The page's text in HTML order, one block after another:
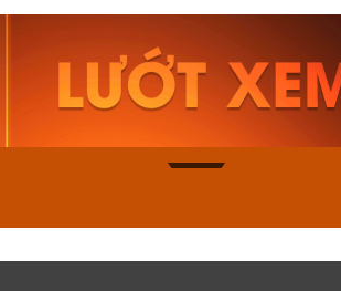
Casio Nam MTS-
115D-1AVDF
2.823.000₫
2.399.550₫
Mua ngay